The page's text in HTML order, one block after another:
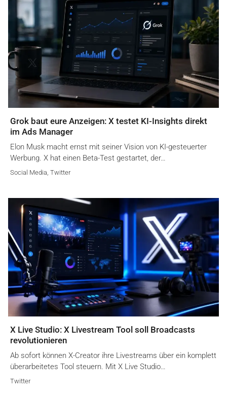
Grok baut eure Anzeigen: X testet KI-Insights direkt
im Ads Manager
Elon Musk macht ernst mit seiner Vision von KI-gesteuerter
Werbung. X hat einen Beta-Test gestartet, der…
Social Media Twitter
X Live Studio: X Livestream Tool soll Broadcasts
revolutionieren
Ab sofort können X-Creator ihre Livestreams über ein komplett
überarbeitetes Tool steuern. Mit X Live Studio…
Twitter